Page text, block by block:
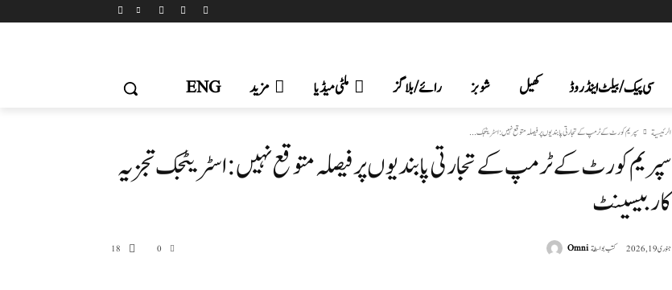
سی پیک /بیلٹ اینڈ روڈ کھیل شوبز رائے/بلاگز ملٹی میڈیا مزید ENG
الرئيسية سپریم کورٹ کے ٹرمپ کے تجارتی پابندیوں پر فیصلہ متوقع نہیں: اسٹریٹجک...
سپریم کورٹ کے ٹرمپ کے تجارتی پابندیوں پر فیصلہ متوقع نہیں: اسٹریٹجک تجزیہ
کار بیسینٹ
0
18 جنوری 19, 2026 كتب بواسطةOmni